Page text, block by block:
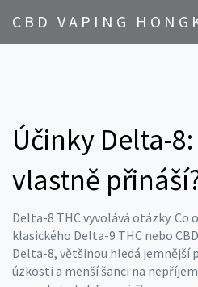
CBD VAPING
Účinky Delta-
vlastně
Delta-8 THC vyvolává otázky. Co
klasického Delta-9 THC nebo
Delta-8, většinou hledá jemnější
úzkosti a menší šanci na